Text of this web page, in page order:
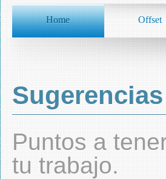
Home Offset
Sugerencias
Puntos a
tu trabajo.